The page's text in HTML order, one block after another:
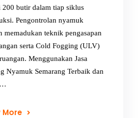
200 butir dalam tiap siklus
Pengontrolan nyamuk
memadukan teknik pengasapan
serta Cold Fogging (ULV)
Menggunakan Jasa
Nyamuk Semarang Terbaik dan
More